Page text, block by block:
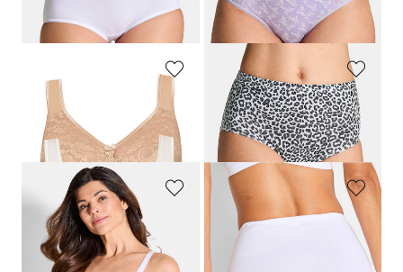
30-Tage-Bestpreis**: 27,95 € (-12%)
SUSA
39,95 €
GOLDNER
24,95 €
NATURANA
34,96 €49,95 €
GÖTTING